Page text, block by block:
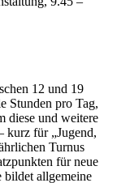
12 und 19
Stunden pro Tag,
diese und weitere
kurz für „Jugend,
Turnus
für neue
bildet allgemeine